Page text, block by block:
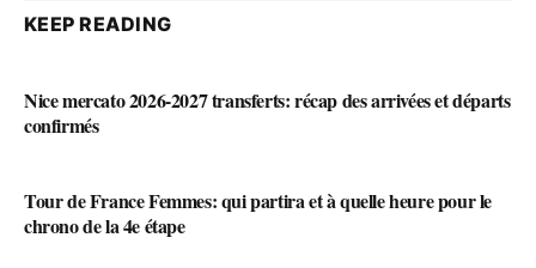
KEEP READING
Nice mercato 2026-2027 transferts: récap des arrivées et départs
confirmés
Tour de France Femmes: qui partira et à quelle heure pour le
chrono de la 4e étape